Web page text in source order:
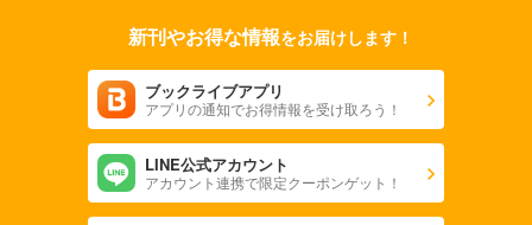
あらすじを表示する
週刊東洋経済 2025/10/25号
880円 (税込)
新刊やお得な情報をお届けします！
ブックライブアプリ
アプリの通知でお得情報を受け取ろう！
LINE公式アカウント
アカウント連携で限定クーポンゲット！